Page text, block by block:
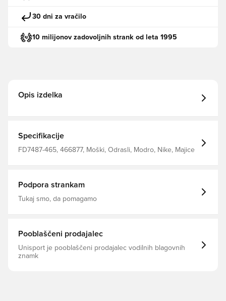
30 dni za vračilo
10 milijonov zadovoljnih strank od leta 1995
Opis izdelka
Specifikacije
FD7487-465, 466877, Moški, Odrasli, Modro, Nike, Majice
Podpora strankam
Tukaj smo, da pomagamo
Pooblaščeni prodajalec
Unisport je pooblaščeni prodajalec vodilnih blagovnih
znamk